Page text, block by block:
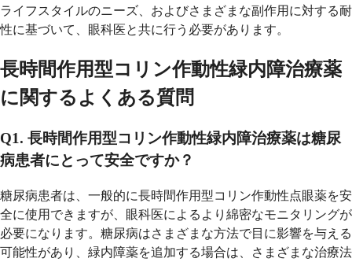
ライフスタイルのニーズ、およびさまざまな副作用に対する耐
性に基づいて、眼科医と共に行う必要があります。
長時間作用型コリン作動性緑内障治療薬
に関するよくある質問
Q1. 長時間作用型コリン作動性緑内障治療薬は糖尿
病患者にとって安全ですか？
糖尿病患者は、一般的に長時間作用型コリン作動性点眼薬を安
全に使用できますが、眼科医によるより綿密なモニタリングが
必要になります。糖尿病はさまざまな方法で目に影響を与える
可能性があり、緑内障薬を追加する場合は、さまざまな治療法